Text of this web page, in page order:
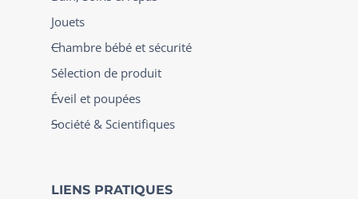
Jouets
Chambre bébé et sécurité
Sélection de produit
Éveil et poupées
Société & Scientifiques
LIENS PRATIQUES